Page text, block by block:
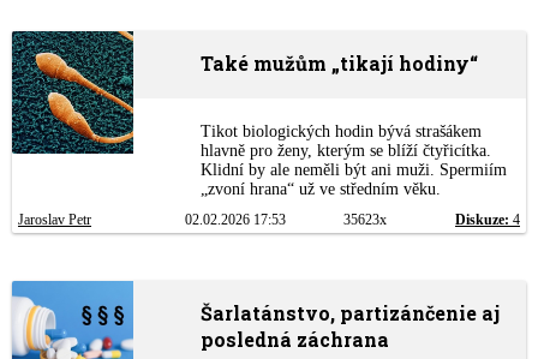
Také mužům „tikají hodiny“
Tikot biologických hodin bývá strašákem
hlavně pro ženy, kterým se blíží čtyřicítka.
Klidní by ale neměli být ani muži. Spermiím
„zvoní hrana“ už ve středním věku.
Jaroslav Petr 02.02.2026 17:53 35623x Diskuze: 4
Šarlatánstvo, partizánčenie aj
posledná záchrana